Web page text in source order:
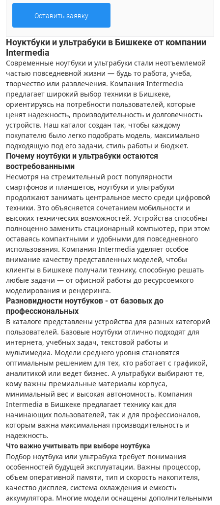
Оставить заявку
Ноуктбуки и ультрабуки в Бишкеке от компании
Intermedia
Современные ноутбуки и ультрабуки стали неотъемлемой
частью повседневной жизни — будь то работа, учеба,
творчество или развлечения. Компания Intermedia
предлагает широкий выбор техники в Бишкеке,
ориентируясь на потребности пользователей, которые
ценят надежность, производительность и долговечность
устройств. Наш каталог создан так, чтобы каждому
покупателю было легко подобрать модель, максимально
подходящую под его задачи, стиль работы и бюджет.
Почему ноутбуки и ультрабуки остаются
востребованными
Несмотря на стремительный рост популярности
смартфонов и планшетов, ноутбуки и ультрабуки
продолжают занимать центральное место среди цифровой
техники. Это объясняется сочетанием мобильности и
высоких технических возможностей. Устройства способны
полноценно заменить стационарный компьютер, при этом
оставаясь компактными и удобными для повседневного
использования. Компания Intermedia уделяет особое
внимание качеству представленных моделей, чтобы
клиенты в Бишкеке получали технику, способную решать
любые задачи — от офисной работы до ресурсоемкого
моделирования и рендеринга.
Разновидности ноутбуков - от базовых до
профессиональных
В каталоге представлены устройства для разных категорий
пользователей. Базовые ноутбуки отлично подходят для
интернета, учебных задач, текстовой работы и
мультимедиа. Модели среднего уровня становятся
оптимальным решением для тех, кто работает с графикой,
аналитикой или ведет бизнес. А ультрабуки выбирают те,
кому важны премиальные материалы корпуса,
минимальный вес и высокая автономность. Компания
Intermedia в Бишкеке предлагает технику как для
начинающих пользователей, так и для профессионалов,
которым важна максимальная производительность и
надежность.
Что важно учитывать при выборе ноутбука
Подбор ноутбука или ультрабука требует понимания
особенностей будущей эксплуатации. Важны процессор,
объем оперативной памяти, тип и скорость накопителя,
качество дисплея, система охлаждения и емкость
аккумулятора. Многие модели оснащены дополнительными